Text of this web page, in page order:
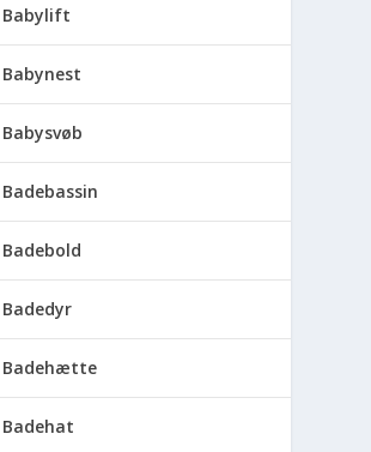
Babylift
Babynest
Babysvøb
Badebassin
Badebold
Badedyr
Badehætte
Badehat